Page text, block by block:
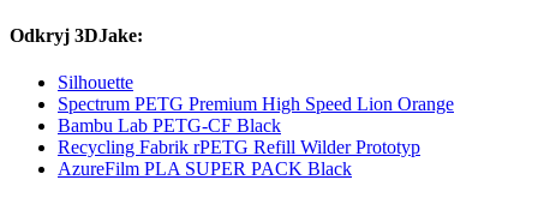
Odkryj 3DJake:
Silhouette
Spectrum PETG Premium High Speed Lion Orange
Bambu Lab PETG-CF Black
Recycling Fabrik rPETG Refill Wilder Prototyp
AzureFilm PLA SUPER PACK Black